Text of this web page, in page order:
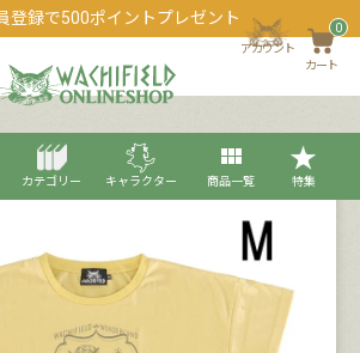
登録で500ポイントプレゼント
アカウント
カート
0
カテゴリー キャラクター 商品一覧 特集